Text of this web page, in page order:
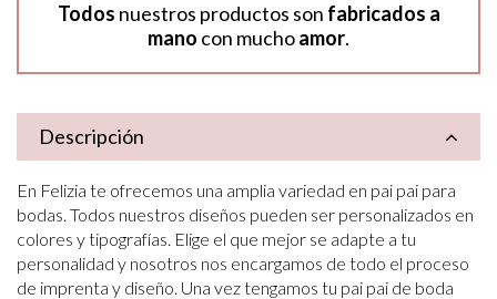
Todos nuestros productos son fabricados a
mano con muchoamor.
Descripción
En Felizia te ofrecemos una amplia variedad en pai pai para
bodas. Todos nuestros diseños pueden ser personalizados en
colores y tipografías. Elige el que mejor se adapte a tu
personalidad y nosotros nos encargamos de todo el proceso
de imprenta y diseño. Una vez tengamos tu pai pai de boda